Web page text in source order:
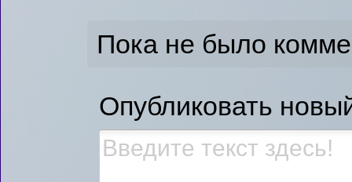
Пока не было
Опубликовать